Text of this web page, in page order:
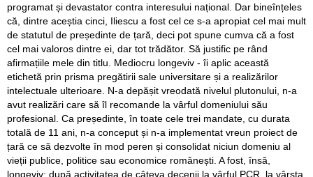
programat și devastator contra interesului național. Dar bineînțeles
că, dintre aceștia cinci, Iliescu a fost cel ce s-a apropiat cel mai mult
de statutul de președinte de țară, deci pot spune cumva că a fost
cel mai valoros dintre ei, dar tot trădător. Să justific pe rând
afirmațiile mele din titlu. Mediocru longeviv - îi aplic această
etichetă prin prisma pregătirii sale universitare și a realizărilor
intelectuale ulterioare. N-a depășit vreodată nivelul plutonului, n-a
avut realizări care să îl recomande la vârful domeniului său
profesional. Ca președinte, în toate cele trei mandate, cu durata
totală de 11 ani, n-a conceput și n-a implementat vreun proiect de
țară ce să dezvolte în mod peren și consolidat niciun domeniu al
vieții publice, politice sau economice românești. A fost, însă,
longeviv; după activitatea de câteva decenii la vârful PCR, la vârsta